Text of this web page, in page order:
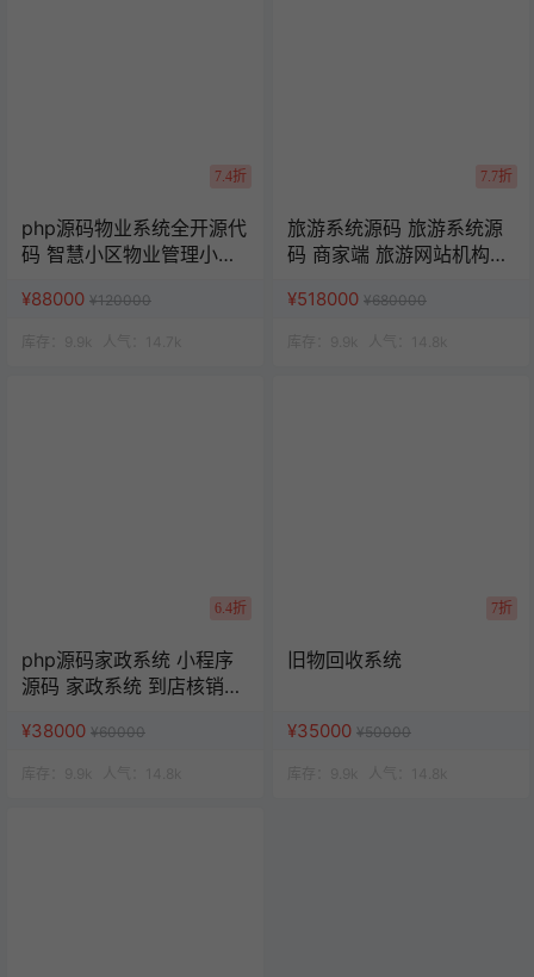
7.4折
php源码物业系统全开源代
码 智慧小区物业管理小程
¥88000 ¥120000
7.7折
旅游系统源码 旅游系统源
码 商家端 旅游网站机构源
¥518000 ¥680000
6.4折
php源码家政系统 小程序
源码 家政系统 到店核销系
¥38000 ¥60000
7折
旧物回收系统
¥35000 ¥50000